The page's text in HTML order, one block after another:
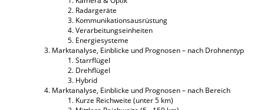
Radargeräte
Kommunikationsausrüstung
Verarbeitungseinheiten
Energiesysteme
Marktanalyse, Einblicke und Prognosen – nach Drohnentyp
Starrflügel
Drehflügel
Hybrid
Marktanalyse, Einblicke und Prognosen – nach Bereich
Kurze Reichweite (unter 5 km)